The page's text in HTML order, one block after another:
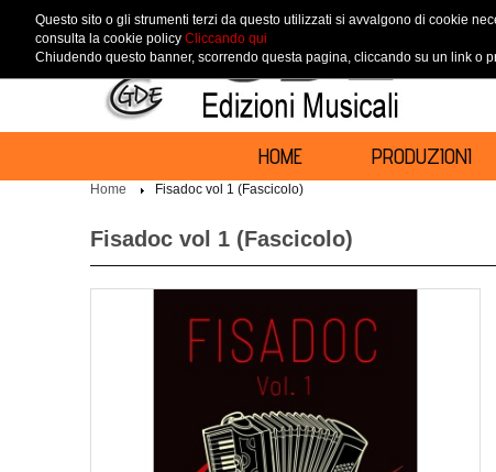
HOME PRODUZIONI
Home Fisadoc vol 1 (Fascicolo)
Fisadoc vol 1 (Fascicolo)
Questo sito o gli strumenti terzi da questo utilizzati si avvalgono di cookie
consulta la cookie policy Cliccando qui
Chiudendo questo banner, scorrendo questa pagina, cliccando su un link